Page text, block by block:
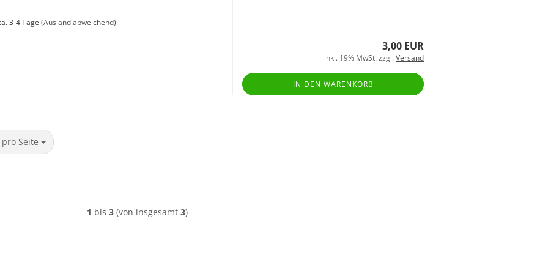
3-4 Tage (Ausland abweichend)
3,00 EUR
inkl. 19% MwSt. zzgl.Versand
IN DEN WARENKORB
pro Seite
Seite
1 bis 3(von insgesamt 3)